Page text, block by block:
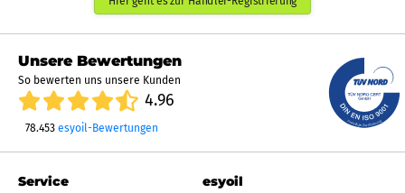
Unsere Bewertungen
So bewerten uns unsere Kunden
4.96
78.453 esyoil-Bewertungen
Service esyoil